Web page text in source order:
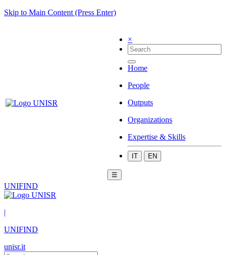
Skip to Main Content (Press Enter)
×
Home
People
Outputs
Organizations
Expertise & Skills
IT EN
☰
UNIFIND
|
UNIFIND
unisr.it